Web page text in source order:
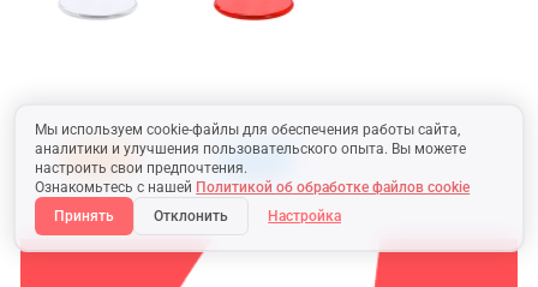
Мы используем cookie-файлы для обеспечения работы сайта,
аналитики и улучшения пользовательского опыта. Вы можете
настроить свои предпочтения.
Ознакомьтесь с нашей Политикой об обработке файлов cookie
Принять
Отклонить Настройка